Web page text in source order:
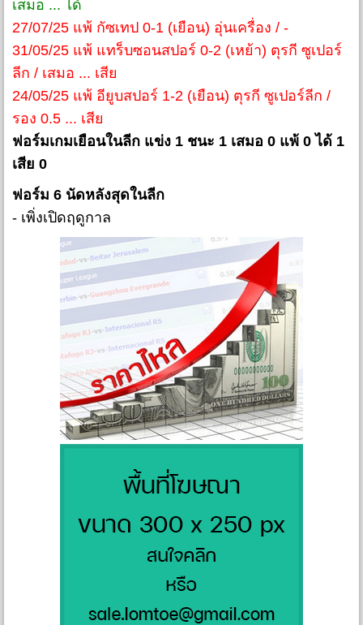
เสมอ ... ได้
27/07/25 แพ้ กัซเทป 0-1 (เยือน) อุ่นเครื่อง / -
31/05/25 แพ้ แทร็บซอนสปอร์ 0-2 (เหย้า) ตุรกี ซูเปอร์
ลีก / เสมอ ... เสีย
24/05/25 แพ้ อียูบสปอร์ 1-2 (เยือน) ตุรกี ซูเปอร์ลีก /
รอง 0.5 ... เสีย
ฟอร์มเกมเยือนในลีก แข่ง 1 ชนะ 1 เสมอ 0 แพ้ 0 ได้ 1
เสีย 0
ฟอร์ม 6 นัดหลังสุดในลีก
- เพิ่งเปิดฤดูกาล